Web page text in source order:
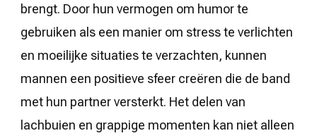
brengt. Door hun vermogen om humor te
gebruiken als een manier om stress te verlichten
en moeilijke situaties te verzachten, kunnen
mannen een positieve sfeer creëren die de band
met hun partner versterkt. Het delen van
lachbuien en grappige momenten kan niet alleen